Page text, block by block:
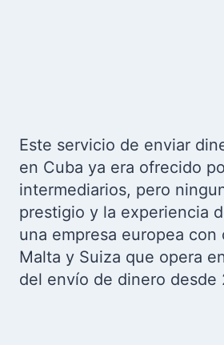
Este servicio de enviar
en Cuba ya era ofrecido
intermediarios, pero
prestigio y la experiencia
una empresa europea con
Malta y Suiza que opera
del envío de dinero desde